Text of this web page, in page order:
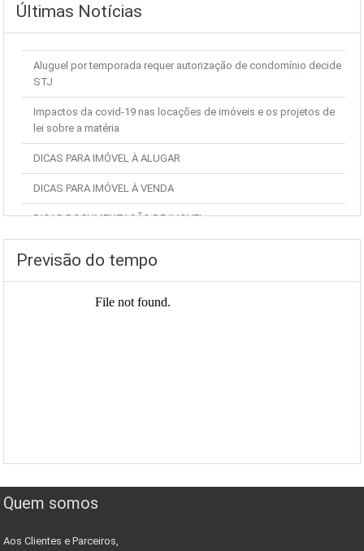
Últimas Notícias
Aluguel por temporada requer autorização de condomínio decide
STJ
Impactos da covid-19 nas locações de imóveis e os projetos de
lei sobre a matéria
DICAS PARA IMÓVEL À ALUGAR
DICAS PARA IMÓVEL À VENDA
DICAS DOCUMENTAÇÃO DE IMOVEL
Previsão do tempo
Quem somos
Aos Clientes e Parceiros,